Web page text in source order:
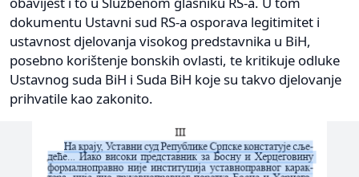
dokumentu Ustavni sud RS-a osporava legitimitet i
ustavnost djelovanja visokog predstavnika u BiH,
posebno korištenje bonskih ovlasti, te kritikuje odluke
Ustavnog suda BiH i Suda BiH koje su takvo djelovanje
prihvatile kao zakonito.